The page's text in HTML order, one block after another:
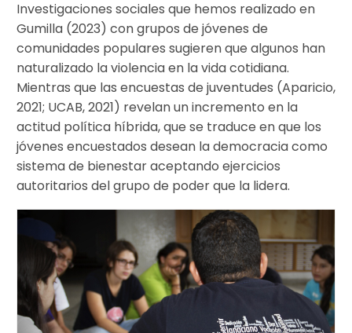
Investigaciones sociales que hemos realizado en
Gumilla (2023) con grupos de jóvenes de
comunidades populares sugieren que algunos han
naturalizado la violencia en la vida cotidiana.
Mientras que las encuestas de juventudes (Aparicio,
2021; UCAB, 2021) revelan un incremento en la
actitud política híbrida, que se traduce en que los
jóvenes encuestados desean la democracia como
sistema de bienestar aceptando ejercicios
autoritarios del grupo de poder que la lidera.